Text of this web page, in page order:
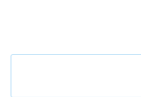
Что будет с